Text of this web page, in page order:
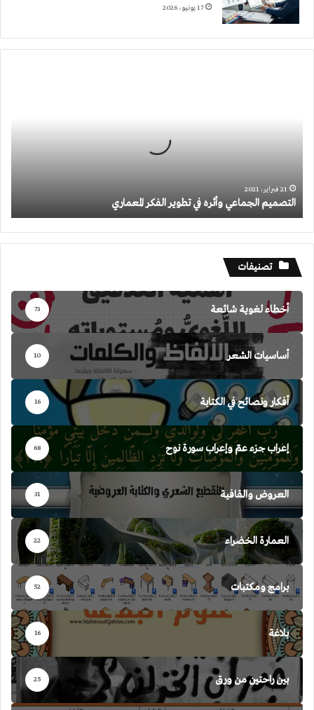
17 يونيو، 2026
21 فبراير، 2021
التصميم الجماعي وأثره في تطوير الفكر المعماري
تصنيفات
أخطاء لغوية شائعة 73
أساسيات الشعر 10
أفكار ونصائح في الكتابة 16
إعراب جزء عمّ وإعراب سورة نوح 68
العروض والقافية 31
العمارة الخضراء 22
برامج ومكتبات 52
بلاغة 16
بين راحتين من ورق 25